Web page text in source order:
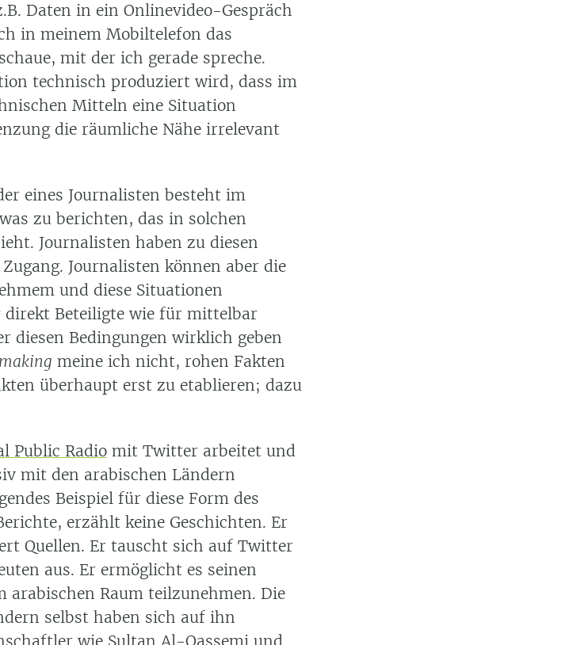
Daten in ein Onlinevideo-Gespräch
in meinem Mobiltelefon das
mit der ich gerade spreche.
technisch produziert wird, dass im
Mitteln eine Situation
die räumliche Nähe irrelevant
eines Journalisten besteht im
zu berichten, das in solchen
Journalisten haben zu diesen
Journalisten können aber die
und diese Situationen
Beteiligte wie für mittelbar
diesen Bedingungen wirklich geben
meine ich nicht, rohen Fakten
überhaupt erst zu etablieren; dazu
Public Radio mit Twitter arbeitet und
mit den arabischen Ländern
Beispiel für diese Form des
erzählt keine Geschichten. Er
Quellen. Er tauscht sich auf Twitter
aus. Er ermöglicht es seinen
arabischen Raum teilzunehmen. Die
selbst haben sich auf ihn